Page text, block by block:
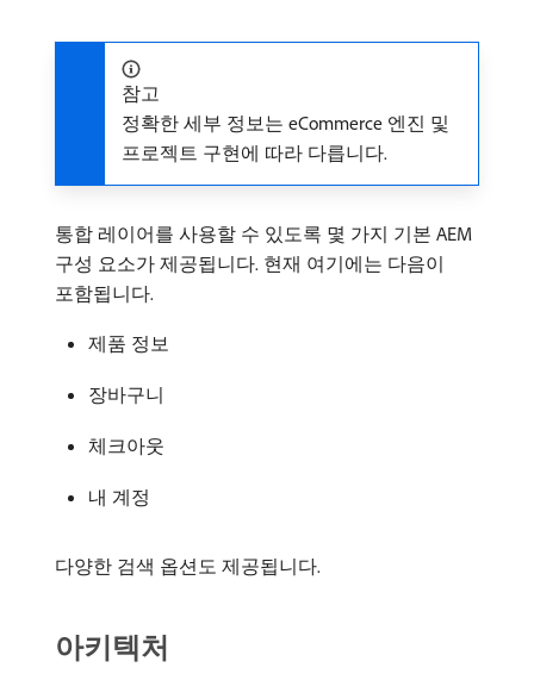
참고
정확한 세부 정보는 eCommerce 엔진 및
프로젝트 구현에 따라 다릅니다.
통합 레이어를 사용할 수 있도록 몇 가지 기본 AEM
구성 요소가 제공됩니다. 현재 여기에는 다음이
포함됩니다.
제품 정보
장바구니
체크아웃
내 계정
다양한 검색 옵션도 제공됩니다.
아키텍처